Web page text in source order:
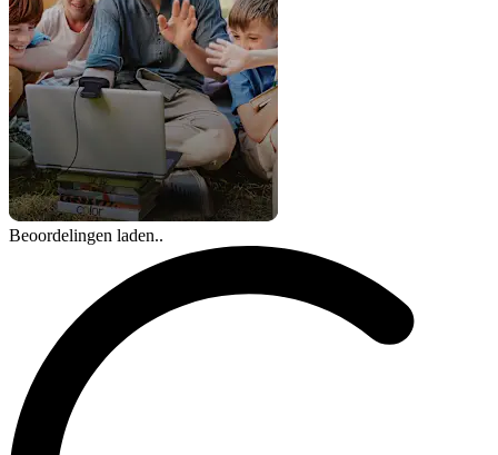
Beoordelingen laden..